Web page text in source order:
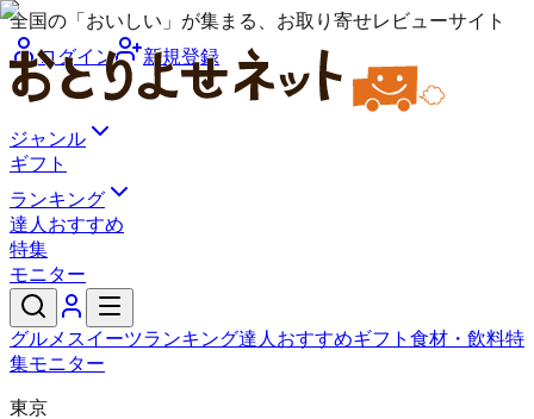
全国の「おいしい」が集まる、お取り寄せレビューサイト
ログイン
新規登録
ジャンル
ギフト
ランキング
達人おすすめ
特集
モニター
グルメ スイーツランキング達人おすすめギフト 食材・飲料特
集モニター
東京